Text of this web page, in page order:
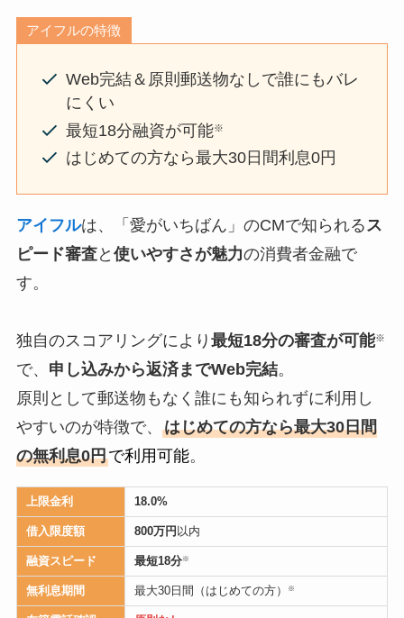
アイフルの特徴
Web完結＆原則郵送物なしで誰にもバレ
にくい
最短18分融資が可能※
はじめての方なら最大30日間利息0円
アイフルは、「愛がいちばん」のCMで知られるス
ピード審査と 使いやすさが魅力の消費者金融で
す。
独自のスコアリングにより 最短18分の審査が可能※
で、 申し込みから返済までWeb完結。
原則として郵送物もなく誰にも知られずに利用し
やすいのが特徴で、 はじめての方なら最大30日間
の無利息0円で利用可能。
上限金利 18.0%
借入限度額 800万円 以内
融資スピード 最短18分※
無利息期間 最大30日間（はじめての方） ※